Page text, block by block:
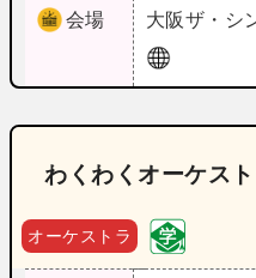
会場 大阪ザ・シ
わくわくオーケス
オーケストラ